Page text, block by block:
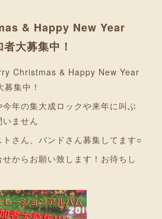
& Happy New Year
大募集中！
Christmas & Happy New Year
集中！
年の集大成ロックや来年に叫ぶ
ません
さん、バンドさん募集してます○
からお願い致します！お待ちし